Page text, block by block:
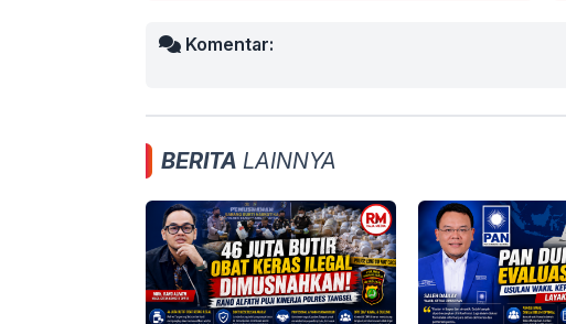
Komentar:
BERITA LAINNYA